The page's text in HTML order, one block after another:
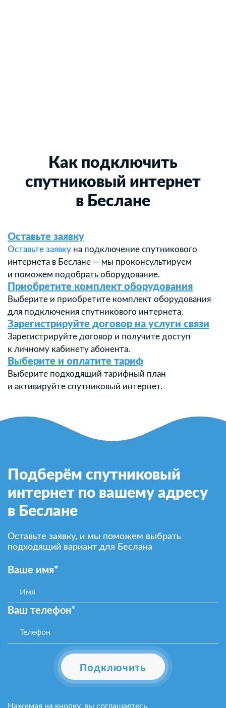
Как подключить
спутниковый интернет
в Беслане
Оставьте заявку
Оставьте заявку на подключение спутникового
интернета в Беслане — мы проконсультируем
и поможем подобрать оборудование.
Приобретите комплект оборудования
Выберите и приобретите комплект оборудования
для подключения спутникового интернета.
Зарегистрируйте договор на услуги связи
Зарегистрируйте договор и получите доступ
к личному кабинету абонента.
Выберите и оплатите тариф
Выберите подходящий тарифный план
и активируйте спутниковый интернет.
Подберём спутниковый
интернет по вашему адресу
в Беслане
Оставьте заявку, и мы поможем выбрать
подходящий вариант для Беслана
Ваше имя*
Ваш телефон*
Подключить
Нажимая на кнопку, вы соглашаетесь